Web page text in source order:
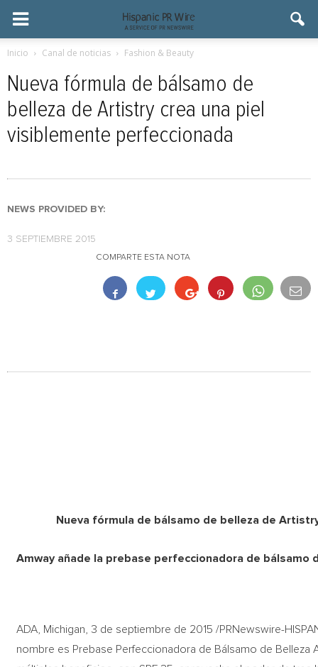
Inicio Canal de noticias Fashion & Beauty
Nueva fórmula de bálsamo de
belleza de Artistry crea una piel
visiblemente perfeccionada
NEWS PROVIDED BY:
3 SEPTIEMBRE 2015
COMPARTE ESTA NOTA
Nueva fórmula de bálsamo de belleza de
Amway añade la prebase perfeccionadora de bálsamo
ADA, Michigan, 3 de septiembre de 2015 /PRNewswire-
nombre es Prebase Perfeccionadora de Bálsamo de Belleza